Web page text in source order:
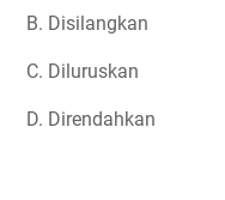
B. Disilangkan
C. Diluruskan
D. Direndahkan